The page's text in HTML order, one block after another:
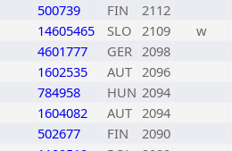
500739 FIN
2112
14605465 SLO 2109
w
4601777 GER 2098
1602535 AUT 2096
784958 HUN 2094
1604082 AUT 2094
502677 FIN
2090